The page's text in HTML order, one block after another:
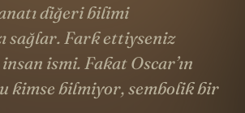
diğeri bilimi
sağlar. Fark ettiyseniz
ismi. Fakat Oscar’ın
kimse bilmiyor, sembolik bir